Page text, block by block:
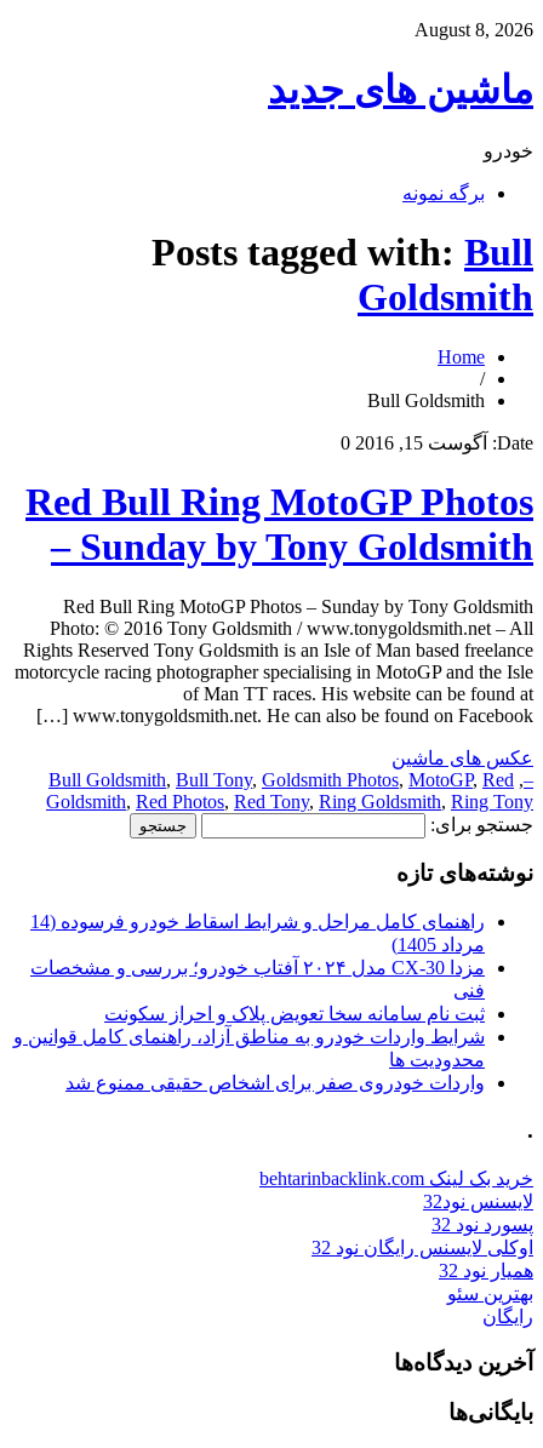
August 8, 2026
ماشین های جدید
خودرو
برگه نمونه
Posts tagged with: Bull
Goldsmith
Home
/
Bull Goldsmith
Date: آگوست 15, 2016 0
Red Bull Ring MotoGP Photos
– Sunday by Tony Goldsmith
Red Bull Ring MotoGP Photos – Sunday by Tony Goldsmith
Photo: © 2016 Tony Goldsmith / www.tonygoldsmith.net – All
Rights Reserved Tony Goldsmith is an Isle of Man based freelance
motorcycle racing photographer specialising in MotoGP and the Isle
of Man TT races. His website can be found at
www.tonygoldsmith.net. He can also be found on Facebook […]
عکس های ماشین
–
,
Bull Goldsmith, Bull Tony, Goldsmith Photos, MotoGP, Red
Goldsmith, Red Photos, Red Tony, Ring Goldsmith, Ring Tony
جستجو برای:
نوشته‌های تازه
راهنمای کامل مراحل و شرایط اسقاط خودرو فرسوده (14
مرداد 1405)
مزدا CX-30 مدل ۲۰۲۴ آفتاب خودرو؛ بررسی و مشخصات
فنی
ثبت نام سامانه سخا تعویض پلاک و احراز سکونت
شرایط واردات خودرو به مناطق آزاد، راهنمای کامل قوانین و
محدودیت ها
واردات خودروی صفر برای اشخاص حقیقی ممنوع شد
.
خرید بک لینک behtarinbacklink.com
لایسنس نود32
پسورد نود 32
اوکلی لایسنس رایگان نود 32
همیار نود 32
بهترین سئو
رایگان
آخرین دیدگاه‌ها
بایگانی‌ها